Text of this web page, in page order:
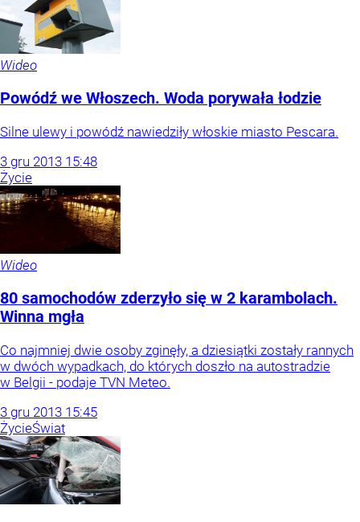
Wideo
Powódź we Włoszech. Woda porywała łodzie
Silne ulewy i powódź nawiedziły włoskie miasto Pescara.
3 gru 2013 15:48
Życie
Wideo
80 samochodów zderzyło się w 2 karambolach.
Winna mgła
Co najmniej dwie osoby zginęły, a dziesiątki zostały rannych
w dwóch wypadkach, do których doszło na autostradzie
w Belgii - podaje TVN Meteo.
3 gru 2013 15:45
ŻycieŚwiat